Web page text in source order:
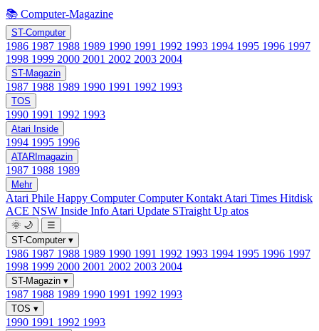
📚 Computer-Magazine
ST-Computer
1986 1987 1988 1989 1990 1991 1992 1993 1994 1995 1996 1997
1998 1999 2000 2001 2002 2003 2004
ST-Magazin
1987 1988 1989 1990 1991 1992 1993
TOS
1990 1991 1992 1993
Atari Inside
1994 1995 1996
ATARImagazin
1987 1988 1989
Mehr
Atari Phile Happy ComputerComputer Kontakt Atari Times Hitdisk
ACE NSW Inside Info Atari Update STraight Up atos
🌞 🌙
☰
ST-Computer ▾
1986 1987 1988 1989 1990 1991 1992 1993 1994 1995 1996 1997
1998 1999 2000 2001 2002 2003 2004
ST-Magazin ▾
1987 1988 1989 1990 1991 1992 1993
TOS ▾
1990 1991 1992 1993